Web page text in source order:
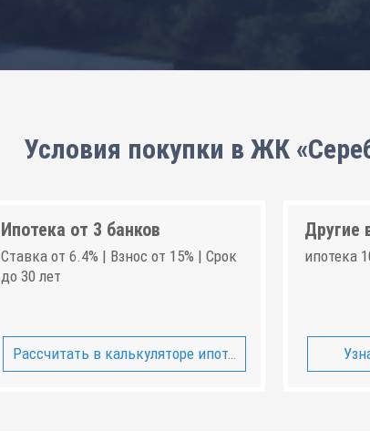
Условия покупки в ЖК
Ипотека от 3 банков
Ставка от 6.4% | Взнос от 15% | Срок
до 30 лет
Рассчитать в калькуляторе ипотеки
Другие
ипотека